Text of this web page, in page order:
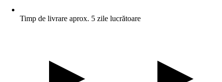
Timp de livrare aprox. 5 zile lucrătoare